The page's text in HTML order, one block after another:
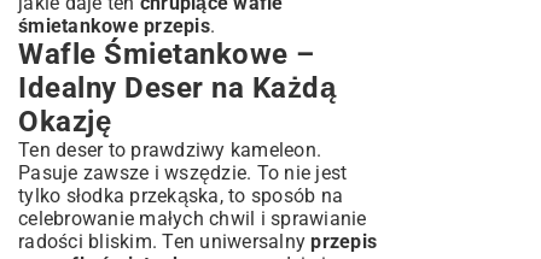
śmietankowe przepis.
Wafle Śmietankowe –
Idealny Deser na Każdą
Okazję
Ten deser to prawdziwy kameleon.
Pasuje zawsze i wszędzie. To nie jest
tylko słodka przekąska, to sposób na
celebrowanie małych chwil i sprawianie
radości bliskim. Ten uniwersalnyprzepis